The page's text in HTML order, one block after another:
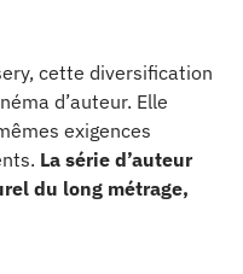
cette diversification
d’auteur. Elle
exigences
La série d’auteur
du long métrage,